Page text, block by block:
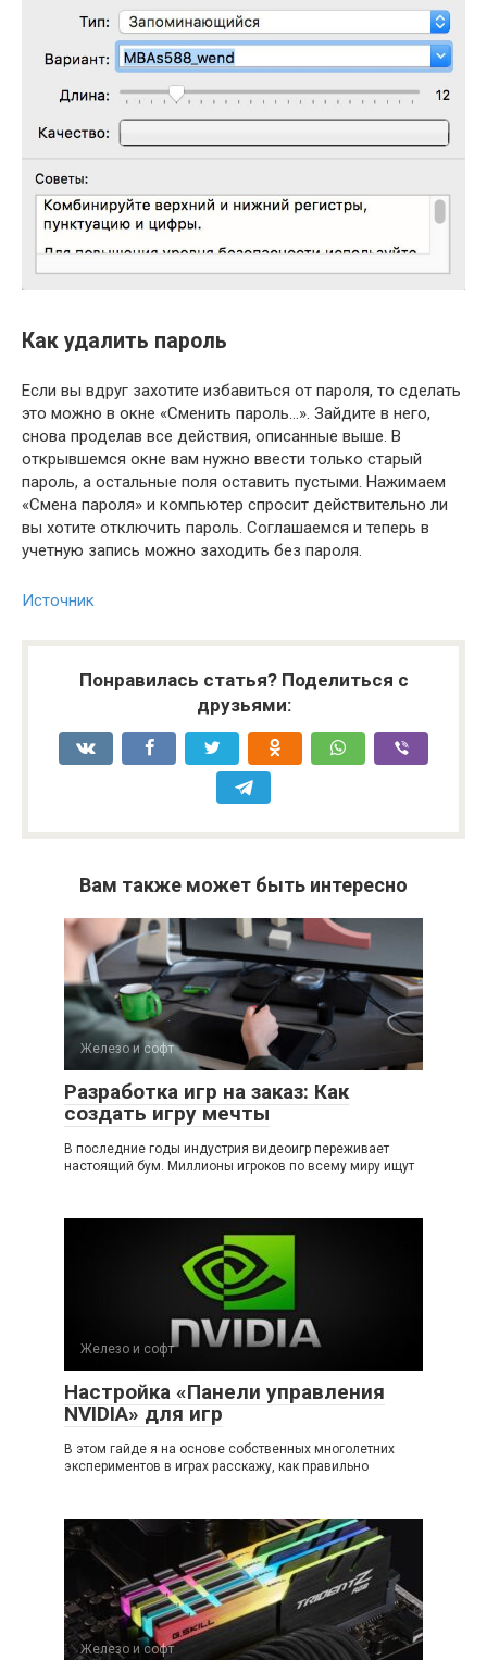
Как удалить пароль
Если вы вдруг захотите избавиться от пароля, то сделать
это можно в окне «Сменить пароль…». Зайдите в него,
снова проделав все действия, описанные выше. В
открывшемся окне вам нужно ввести только старый
пароль, а остальные поля оставить пустыми. Нажимаем
«Смена пароля» и компьютер спросит действительно ли
вы хотите отключить пароль. Соглашаемся и теперь в
учетную запись можно заходить без пароля.
Источник
Понравилась статья? Поделиться с
друзьями:
Вам также может быть интересно
Железо и софт
Разработка игр на заказ: Как
создать игру мечты
В последние годы индустрия видеоигр переживает
настоящий бум. Миллионы игроков по всему миру ищут
Железо и софт
Настройка «Панели управления
NVIDIA» для игр
В этом гайде я на основе собственных многолетних
экспериментов в играх расскажу, как правильно
Железо и софт